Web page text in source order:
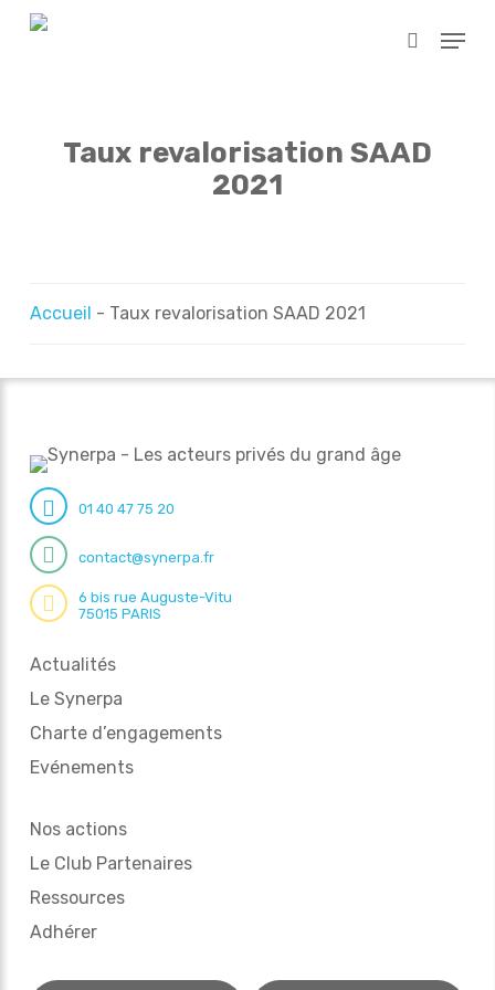
Skip
search
Menu
Taux revalorisation SAAD
2021
Accueil - Taux revalorisation SAAD 2021
01 40 47 75 20
contact@synerpa.fr
6 bis rue Auguste-Vitu
75015 PARIS
Actualités
Le Synerpa
Charte d’engagements
Evénements
Nos actions
Le Club Partenaires
Ressources
Adhérer